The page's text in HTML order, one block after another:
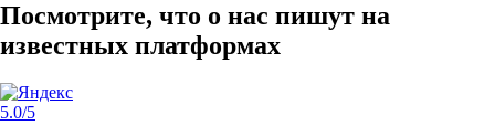
Посмотрите, что о нас пишут на
известных платформах
5.0/5